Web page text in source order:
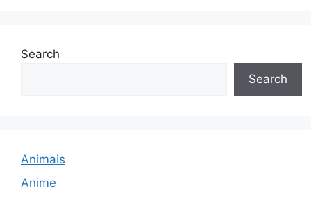
Search
Search
Animais
Anime